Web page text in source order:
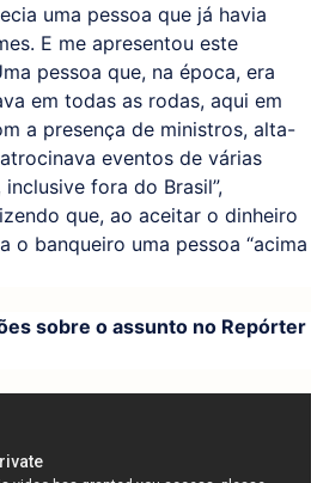
uma pessoa que já havia
E me apresentou este
pessoa que, na época, era
em todas as rodas, aqui em
a presença de ministros, alta-
eventos de várias
fora do Brasil”,
que, ao aceitar o dinheiro
o banqueiro uma pessoa “acima
sobre o assunto no Repórter